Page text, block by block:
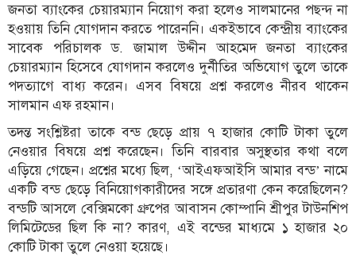
জনতা ব্যাংকের চেয়ারম্যান নিয়োগ করা হলেও সালমানের পছন্দ না
হওয়ায় তিনি যোগদান করতে পারেননি। একইভাবে কেন্দ্রীয় ব্যাংকের
সাবেক পরিচালক ড. জামাল উদ্দীন আহমেদ জনতা ব্যাংকের
চেয়ারম্যান হিসেবে যোগদান করলেও দুর্নীতির অভিযোগ তুলে তাকে
পদত্যাগে বাধ্য করেন। এসব বিষয়ে প্রশ্ন করলেও নীরব থাকেন
সালমান এফ রহমান।
তদন্ত সংশ্লিষ্টরা তাকে বন্ড ছেড়ে প্রায় ৭ হাজার কোটি টাকা তুলে
নেওয়ার বিষয়ে প্রশ্ন করেছেন। তিনি বারবার অসুস্থতার কথা বলে
এড়িয়ে গেছেন। প্রশ্নের মধ্যে ছিল, ‘আইএফআইসি আমার বন্ড’ নামে
একটি বন্ড ছেড়ে বিনিয়োগকারীদের সঙ্গে প্রতারণা কেন করেছিলেন?
বন্ডটি আসলে বেক্সিমকো গ্রুপের আবাসন কোম্পানি শ্রীপুর টাউনশিপ
লিমিটেডের ছিল কি না? কারণ, এই বন্ডের মাধ্যমে ১ হাজার ২০
কোটি টাকা তুলে নেওয়া হয়েছে।